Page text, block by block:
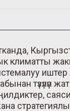
климатты
иштер
түзүлүп